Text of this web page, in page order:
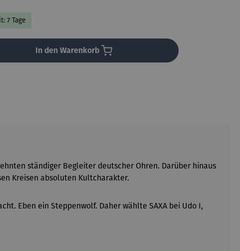
7 Tage
In den Warenkorb
ständiger Begleiter deutscher Ohren. Darüber hinaus
Kreisen absoluten Kultcharakter.
Eben ein Steppenwolf. Daher wählte SAXA bei Udo I,